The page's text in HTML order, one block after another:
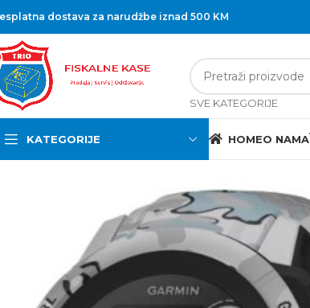
dostava za narudžbe iznad 500 KM
SVE KATEGORIJE
KATEGORIJE HOMEO NAMA